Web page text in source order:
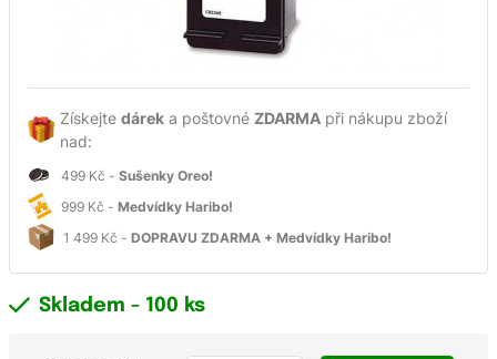
Získejte dárek a poštovné ZDARMA při nákupu zboží
nad:
499 Kč - Sušenky Oreo!
999 Kč - Medvídky Haribo!
1 499 Kč - DOPRAVU ZDARMA + Medvídky Haribo!
Skladem - 100 ks